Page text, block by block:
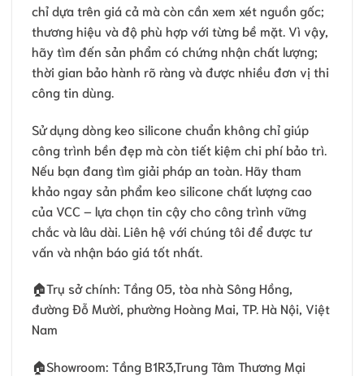
chỉ dựa trên giá cả mà còn cần xem xét nguồn gốc;
thương hiệu và độ phù hợp với từng bề mặt. Vì vậy,
hãy tìm đến sản phẩm có chứng nhận chất lượng;
thời gian bảo hành rõ ràng và được nhiều đơn vị thi
công tin dùng.
Sử dụng dòng keo silicone chuẩn không chỉ giúp
công trình bền đẹp mà còn tiết kiệm chi phí bảo trì.
Nếu bạn đang tìm giải pháp an toàn. Hãy tham
khảo ngay sản phẩm keo silicone chất lượng cao
của VCC – lựa chọn tin cậy cho công trình vững
chắc và lâu dài. Liên hệ với chúng tôi để được tư
vấn và nhận báo giá tốt nhất.
🏠Trụ sở chính: Tầng 05, tòa nhà Sông Hồng,
đường Đỗ Mười, phường Hoàng Mai, TP. Hà Nội, Việt
Nam
🏠Showroom: Tầng B1R3,Trung Tâm Thương Mại